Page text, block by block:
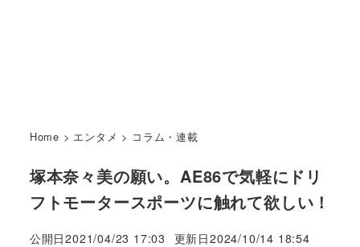
Home > エンタメ > コラム・連載
塚本奈々美の願い。AE86で気軽にドリ
フトモータースポーツに触れて欲しい！
公開日2021/04/23 17:03 更新日2024/10/14 18:54